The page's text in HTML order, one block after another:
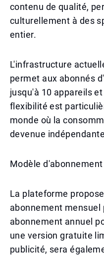
contenu de qualité,
culturellement à des
entier.
L'infrastructure
permet aux abonnés
jusqu'à 10 appareils
flexibilité est
monde où la
devenue
Modèle
La plateforme
abonnement mensuel
abonnement annuel
une version gratuite
publicité, sera